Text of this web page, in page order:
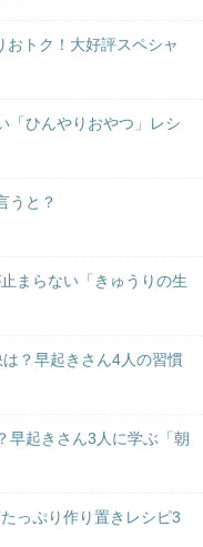
おトク！大好評スペシャ
「ひんやりおやつ」レシ
うと？
まらない「きゅうりの生
？早起きさん4人の習慣
早起きさん3人に学ぶ「朝
っぷり作り置きレシピ3